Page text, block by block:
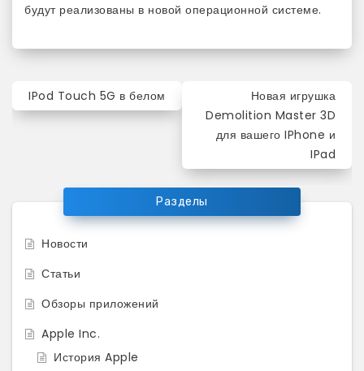
будут реализованы в новой операционной системе.
Навигация
по
IPod Touch 5G в белом
Новая игрушка
Demolition Master 3D
для вашего IPhone и
IPad
Разделы
Новости
Статьи
Обзоры приложений
Apple Inc.
История Apple